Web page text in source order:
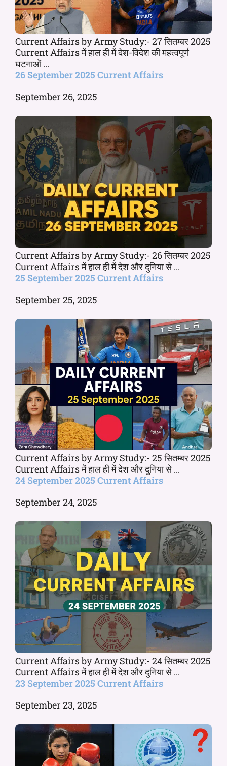
Current Affairs by Army Study:- 27 सितम्बर 2025
Current Affairs में हाल ही में देश-विदेश की महत्वपूर्ण
घटनाओं ...
26 September 2025 Current Affairs
September 26, 2025
Current Affairs by Army Study:- 26 सितम्बर 2025
Current Affairs में हाल ही में देश और दुनिया से ...
25 September 2025 Current Affairs
September 25, 2025
Current Affairs by Army Study:- 25 सितम्बर 2025
Current Affairs में हाल ही में देश और दुनिया से ...
24 September 2025 Current Affairs
September 24, 2025
Current Affairs by Army Study:- 24 सितम्बर 2025
Current Affairs में हाल ही में देश और दुनिया से ...
23 September 2025 Current Affairs
September 23, 2025